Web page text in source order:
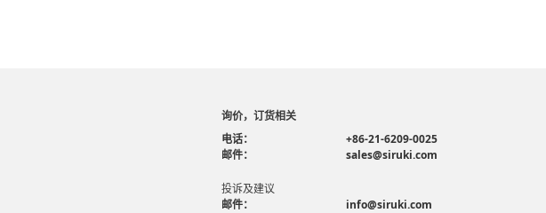
询价，订货相关
电话：
+86-21-6209-0025
邮件：
sales@siruki.com
投诉及建议
邮件：
info@siruki.com